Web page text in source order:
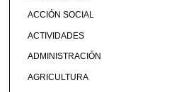
ACCIÓN SOCIAL
ACTIVIDADES
ADMINISTRACIÓN
AGRICULTURA